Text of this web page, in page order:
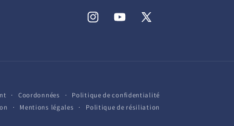
InstagramYouTube
X
Coordonnées
Politique de confidentialité
Mentions légales Politique de résiliation